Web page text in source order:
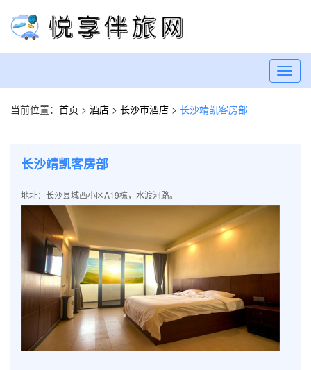
当前位置： 首页 > 酒店 > 长沙市酒店 > 长沙靖凯客房部
长沙靖凯客房部
地址：长沙县城西小区A19栋，水渡河路。